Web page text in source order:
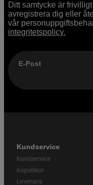
Ditt samtycke är
avregistrera dig eller
vår
integritetspolicy.
E-Post
Kundservice
Kundservice
Köpvillkor
Leverans